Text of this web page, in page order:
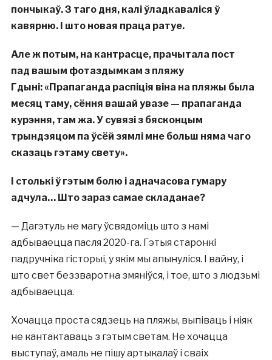
пончыкаў. З таго дня, калі ўладкаваліся ў
кавярню. І што новая праца ратуе.
Але ж потым, на кантрасце, прачытала пост
пад вашым фотаздымкам з пляжу
Гдыні:«Прапаганда распіція віна на пляжы была
месяц таму, сёння вашай увазе — прапаганда
курэння, там жа. У сувязі з бясконцым
трындзяцом па ўсёй зямлі мне больш няма чаго
сказаць гэтаму свету».
І столькі ў гэтым болю і адначасова гумару
адчула… Што зараз самае складанае?
— Дагэтуль не магу ўсвядоміць што з намі
адбываецца пасля 2020-га. Гэтыя старонкі
падручніка гісторыі, у якім мы апынуліся. І вайну, і
што свет беззваротна змяніўся, і тое, што з людзьмі
адбываецца.
Хочацца проста сядзець на пляжы, выпіваць і ніяк
не кантактаваць з гэтым светам. Не хочацца
выступаў, амаль не пішу артыкалаў і сваіх